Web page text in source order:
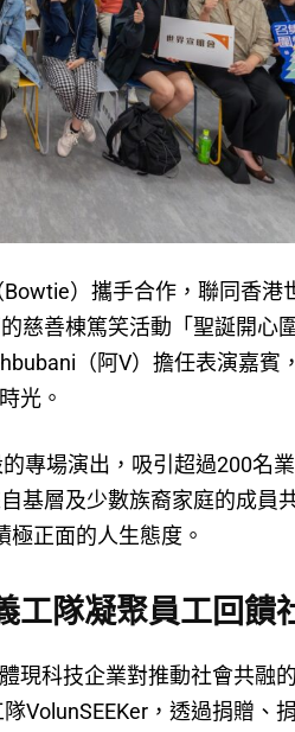
）攜手合作，聯同香港
慈善棟篤笑活動「聖誕開心
（阿V）擔任表演嘉賓
光。
專場演出，吸引超過200名
基層及少數族裔家庭的成員
正面的人生態度。
隊凝聚員工回饋
現科技企業對推動社會共融
VolunSEEKer，透過捐贈、